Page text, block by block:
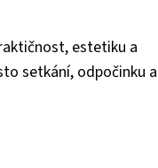
estetiku a
setkání, odpočinku a